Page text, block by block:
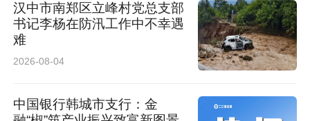
汉中市南郑区立峰村党总支部
书记李杨在防汛工作中不幸遇
难
2026-08-04
中国银行韩城市支行：金